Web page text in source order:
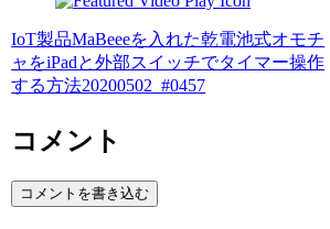
IoT製品MaBeeeを入れた乾電池式オモチ
ャをiPadと外部スイッチでタイマー操作
する方法20200502_#0457
コメント
コメントを書き込む